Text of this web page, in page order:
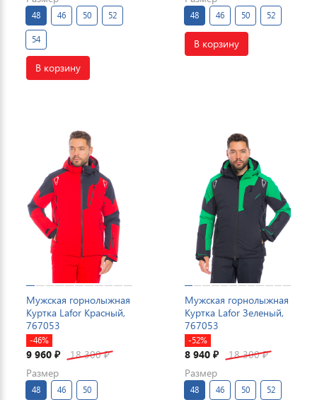
48 46 50 52
54
В корзину
48 46 50 52
В корзину
Мужская горнолыжная
Куртка Lafor Красный,
767053
-46%
9 960 ₽ 18 300₽
Размер
48 46 50
Мужская горнолыжная
Куртка Lafor Зеленый,
767053
-52%
8 940 ₽ 18 300₽
Размер
48 46 50 52